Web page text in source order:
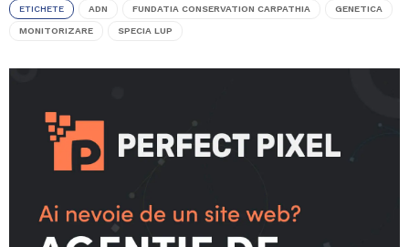
ETICHETE ADN FUNDATIA CONSERVATION CARPATHIA GENETICA
MONITORIZARE SPECIA LUP